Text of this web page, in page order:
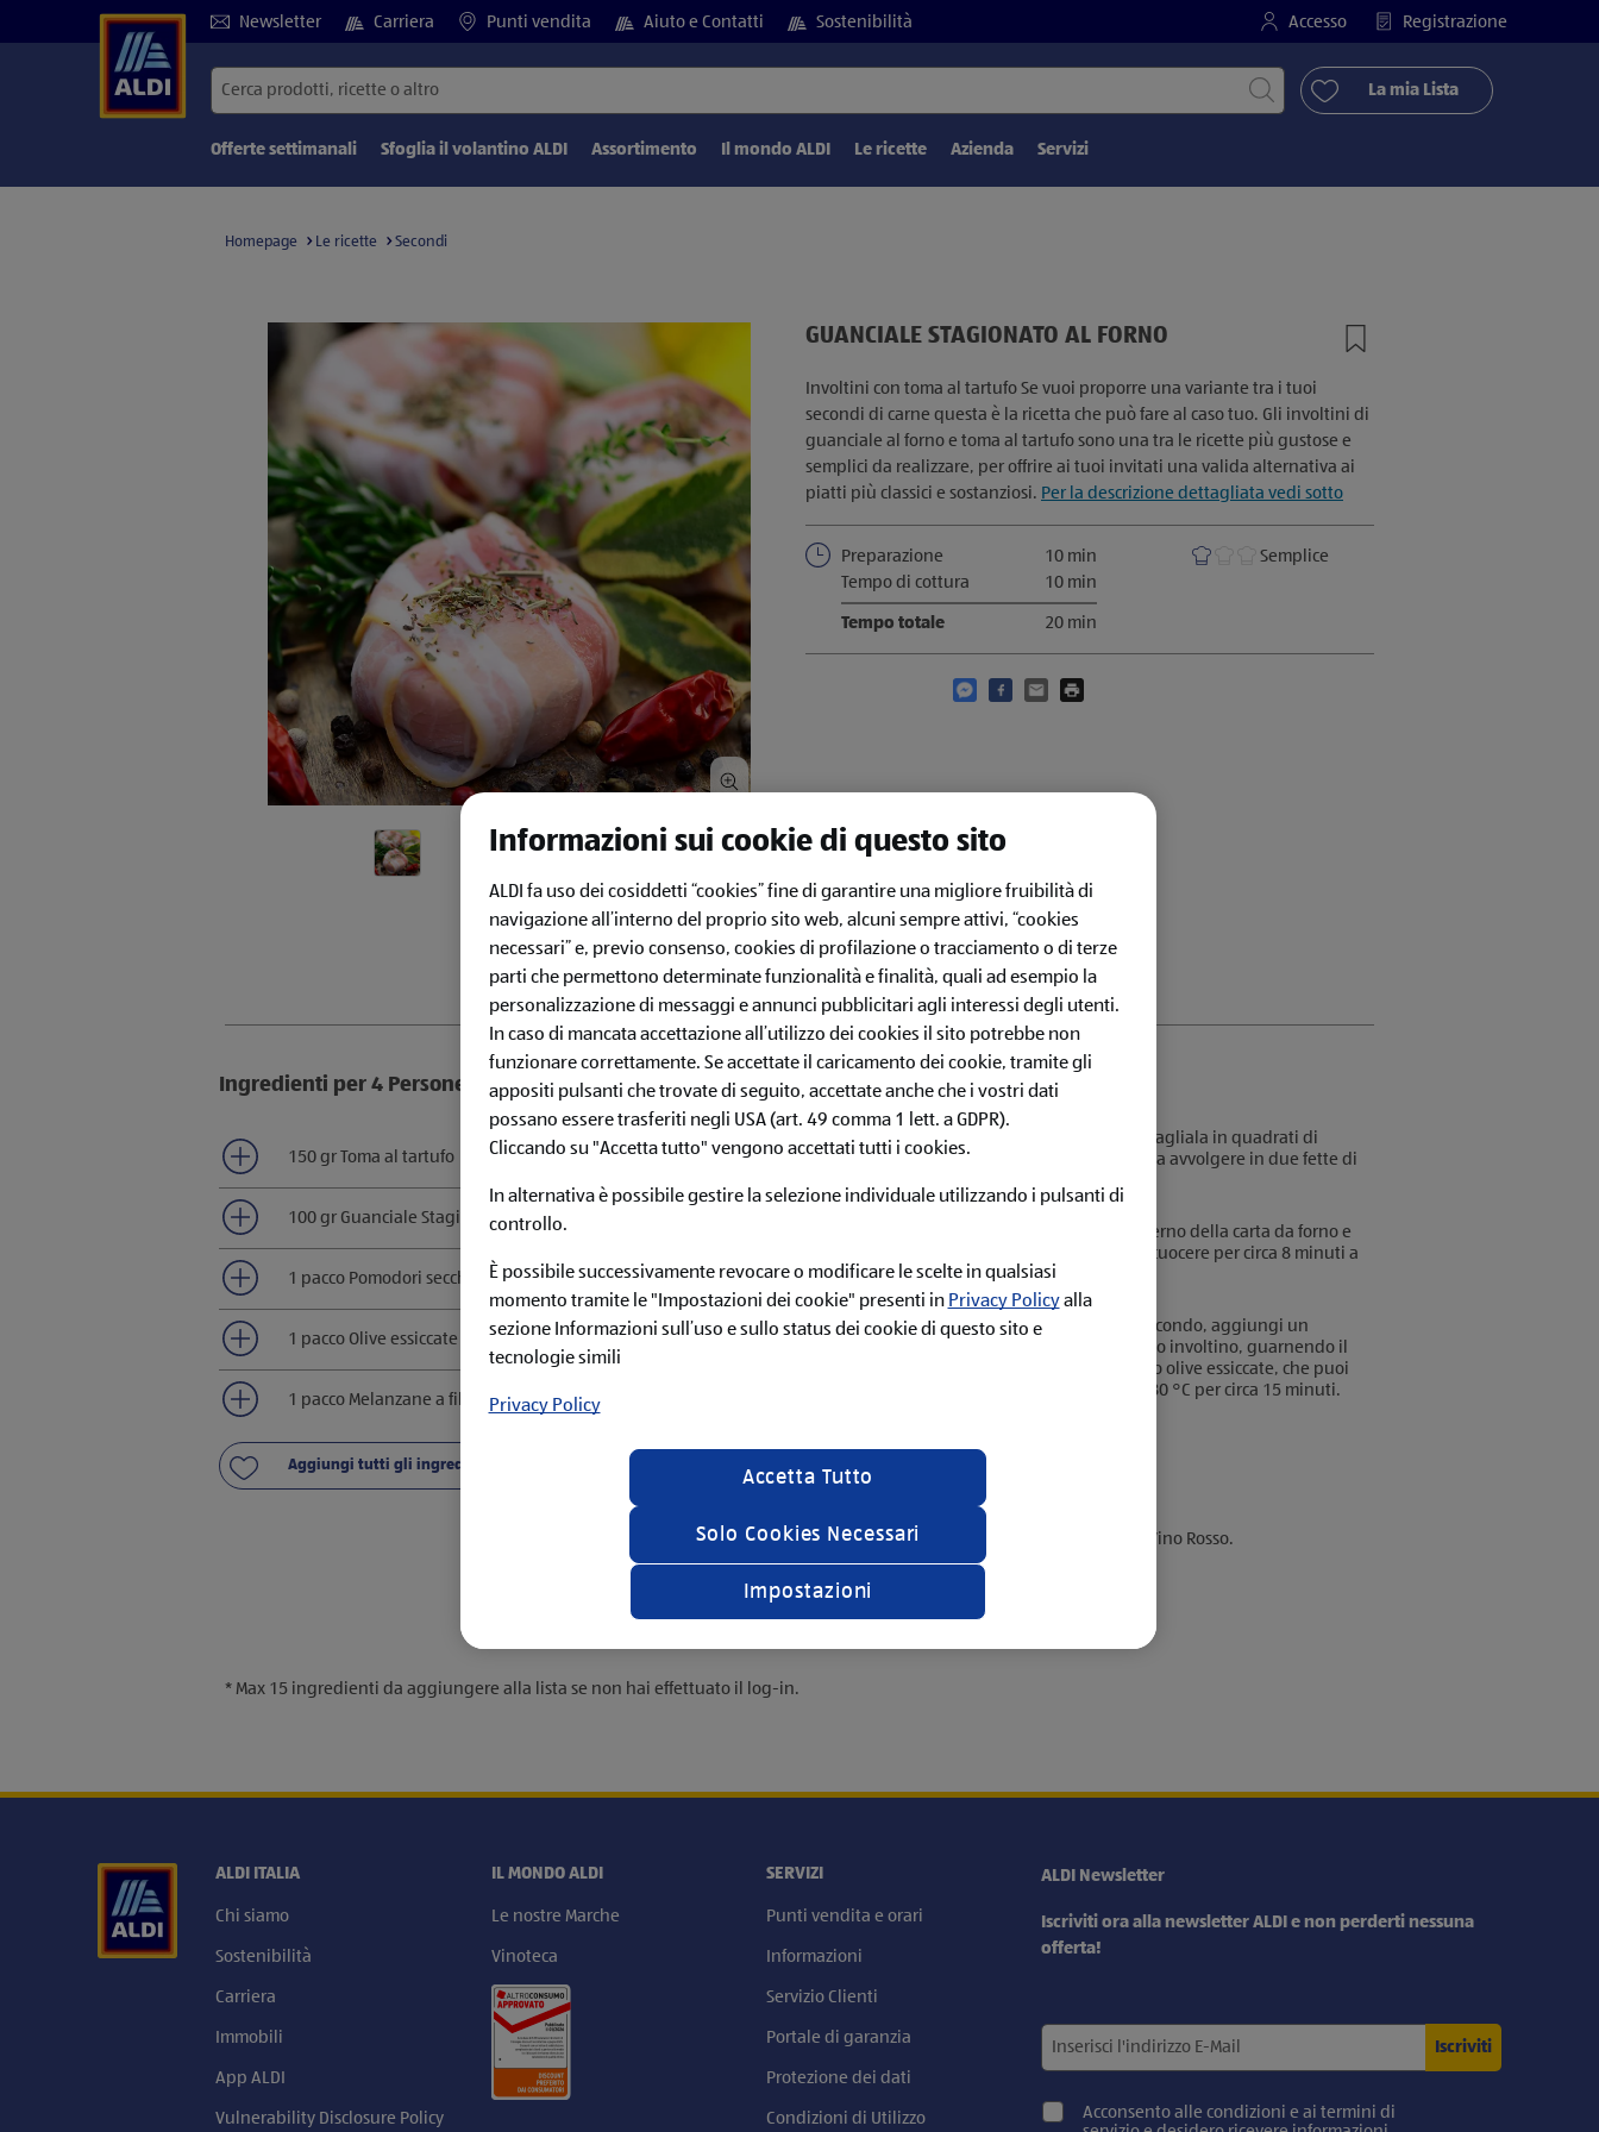
Newsletter Carriera Punti vendita Aiuto e Contatti Sostenibilità Accesso Registrazione
Avvia ricercaLa mia Lista
Offerte settimanali Sfoglia il volantino ALDI Assortimento Il mondo ALDI Le ricette Azienda Servizi
Homepage Le ricette Secondi
GUANCIALE STAGIONATO AL FORNO
Involtini con toma al tartufo Se vuoi proporre una variante tra i tuoi
secondi di carne questa è la ricetta che può fare al caso tuo. Gli involtini di
guanciale al forno e toma al tartufo sono una tra le ricette più gustose e
semplici da realizzare, per offrire ai tuoi invitati una valida alternativa ai
piatti più classici e sostanziosi. Per la descrizione dettagliata vedi sotto
Preparazione
10 min
Tempo di cottura
10 min
Tempo totale 20 min
Semplice
Condividi questo prodotto su messenger
Condividi questo prodotto su facebook
Condividi questo prodotto via E-Mail
Ingredienti per 4 Persone
150 gr Toma al tartufo
100 gr Guanciale Stagionato
1 pacco Pomodori secchi
1 pacco Olive essiccate
1 pacco Melanzane a filetti
Aggiungi tutti gli ingredienti alla lista *
Metodo di preparazione
Prendi una fetta di Toma al tartufo e tagliala in quadrati di
dimensione simile, in modo da poterla avvolgere in due fette di
Prepara una teglia stendendo all'interno della carta da forno e
posiziona i tuoi involtini, lasciandoli cuocere per circa 8 minuti a
200° C, per far rosolare il guanciale.
Per rendere unico il sapore del tuo secondo, aggiungi un
cucchiaino di melanzane a filetti al tuo involtino, guarnendo il
tutto con polvere di pomodori secchi o olive essiccate, che puoi
preparare infornando il prodotto a 180 °C per circa 15 minuti.
Consigli
Vino da abbinare: Grande Alberone Vino Rosso.
* Max 15 ingredienti da aggiungere alla lista se non hai effettuato il log-in.
ALDI ITALIA
Chi siamo
Sostenibilità
Carriera
Immobili
App ALDI
Vulnerability Disclosure Policy
IL MONDO ALDI
Le nostre Marche
Vinoteca
SERVIZI
Punti vendita e orari
Informazioni
Servizio Clienti
Portale di garanzia
Protezione dei dati
Condizioni di Utilizzo
ALDI Newsletter
Iscriviti ora alla newsletter ALDI e non perderti nessuna
offerta!
Acconsento alle condizioni e ai termini di
Iscriviti
Informazioni sui cookie di questo sito
ALDI fa uso dei cosiddetti “cookies” fine di garantire una migliore fruibilità di
navigazione all’interno del proprio sito web, alcuni sempre attivi, “cookies
necessari” e, previo consenso, cookies di profilazione o tracciamento o di terze
parti che permettono determinate funzionalità e finalità, quali ad esempio la
personalizzazione di messaggi e annunci pubblicitari agli interessi degli utenti.
In caso di mancata accettazione all’utilizzo dei cookies il sito potrebbe non
funzionare correttamente. Se accettate il caricamento dei cookie, tramite gli
appositi pulsanti che trovate di seguito, accettate anche che i vostri dati
possano essere trasferiti negli USA (art. 49 comma 1 lett. a GDPR).
Cliccando su "Accetta tutto" vengono accettati tutti i cookies.
In alternativa è possibile gestire la selezione individuale utilizzando i pulsanti di
controllo.
È possibile successivamente revocare o modificare le scelte in qualsiasi
momento tramite le "Impostazioni dei cookie" presenti in Privacy Policyalla
sezione Informazioni sull’uso e sullo status dei cookie di questo sito e
tecnologie simili
Privacy Policy
Impostazioni
Solo Cookies Necessari
Accetta Tutto